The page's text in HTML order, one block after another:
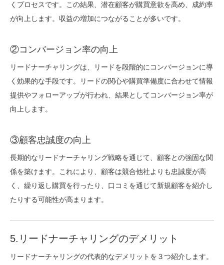
くプロセスです。この結果、潜在顧客が購買意欲を高め、成約率
が向上します。収益の増加につながることが多いです。
②コンバージョン率の向上
リードナーチャリングは、リードを段階的にコンバージョンに導
く効果的な手段です。リードの関心や購買準備度に合わせて情報
提供やフォローアップが行われ、結果としてコンバージョン率が
向上します。
③顧客忠誠度の向上
長期的なリードナーチャリング戦略を通じて、顧客との強固な関
係を築けます。これにより、顧客は競合他社よりも忠誠度が高
く、繰り返し購買を行ったり、口コミを通じて新規顧客を紹介し
たりする可能性が高まります。
5.リードナーチャリングのデメリット
リードナーチャリングの代表的なデメリットを３つ紹介します。